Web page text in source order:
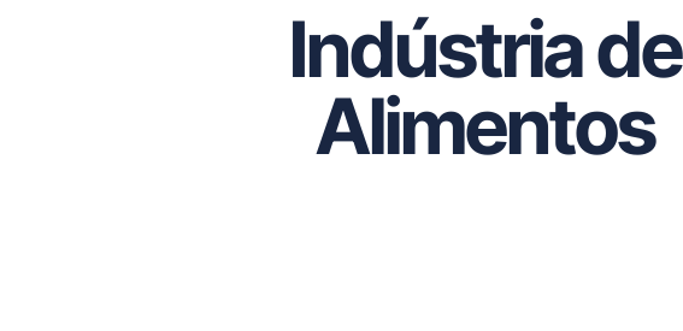
Indústria de
Alimentos